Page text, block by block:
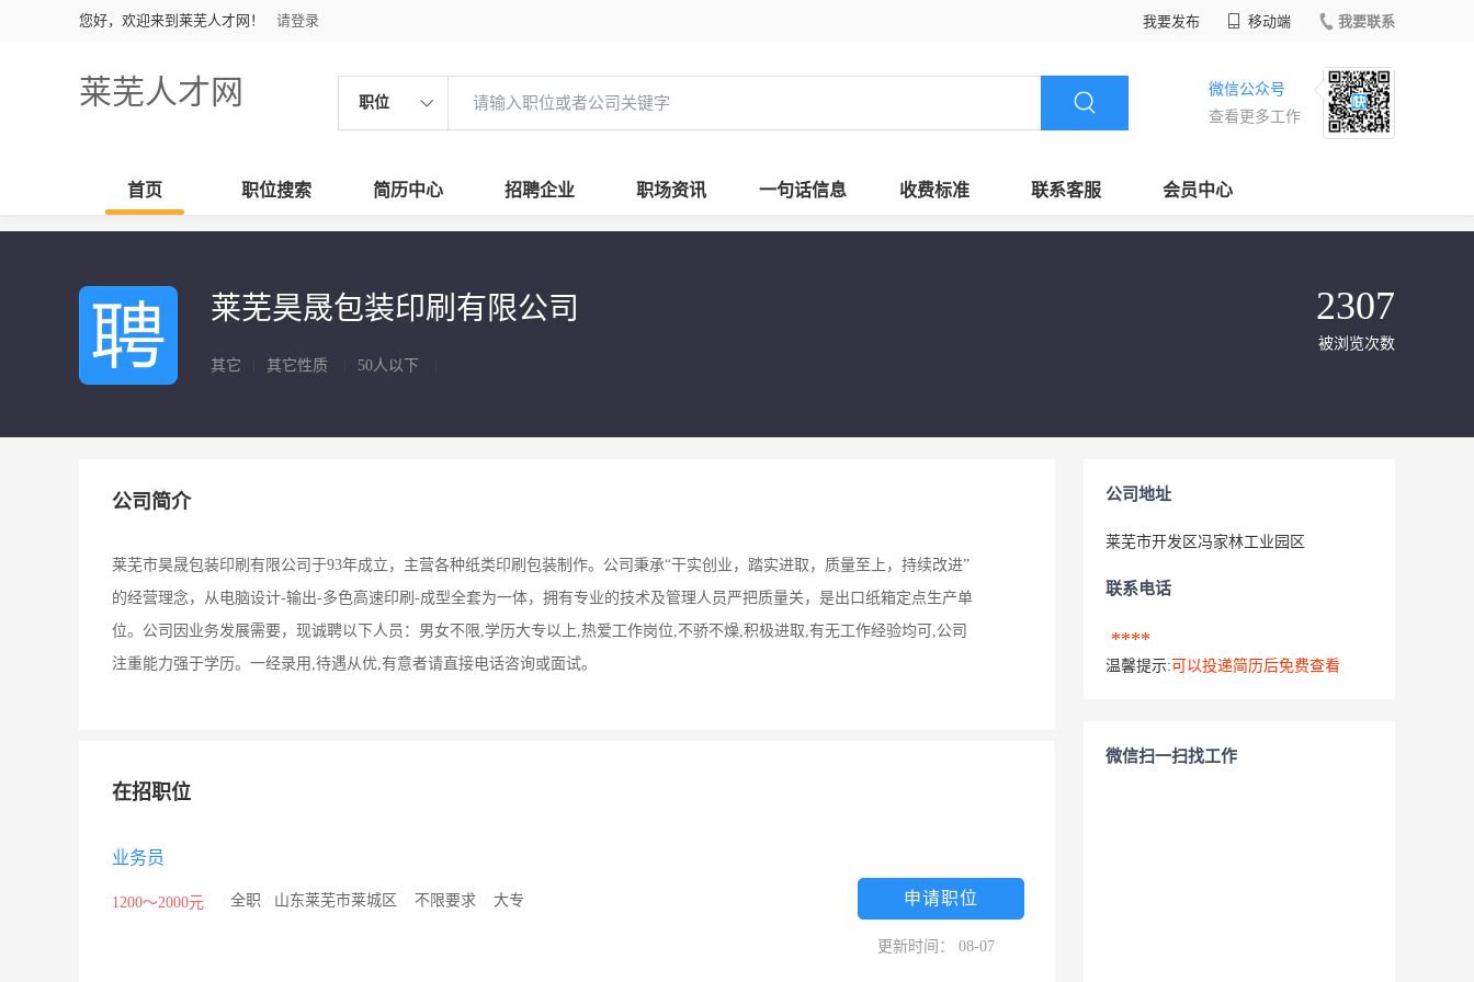
您好，欢迎来到莱芜人才网！ 请登录 我要发布 移动端 我要联系
莱芜人才网 职位
微信公众号
查看更多工作
首页 职位搜索 简历中心 招聘企业 职场资讯 一句话信息 收费标准 联系客服 会员中心
莱芜昊晟包装印刷有限公司
其它 其它性质 50人以下
2307
被浏览次数
公司简介
莱芜市昊晟包装印刷有限公司于93年成立，主营各种纸类印刷包装制作。公司秉承“干实创业，踏实进取，质量至上，持续改进”
的经营理念，从电脑设计-输出-多色高速印刷-成型全套为一体，拥有专业的技术及管理人员严把质量关，是出口纸箱定点生产单
位。公司因业务发展需要，现诚聘以下人员：男女不限,学历大专以上,热爱工作岗位,不骄不燥,积极进取,有无工作经验均可,公司
注重能力强于学历。一经录用,待遇从优,有意者请直接电话咨询或面试。
在招职位
业务员
1200～2000元 全职 山东莱芜市莱城区 不限要求 大专 申请职位
更新时间： 08-07
公司地址
莱芜市开发区冯家林工业园区
联系电话
****
温馨提示: 可以投递简历后免费查看
微信扫一扫找工作